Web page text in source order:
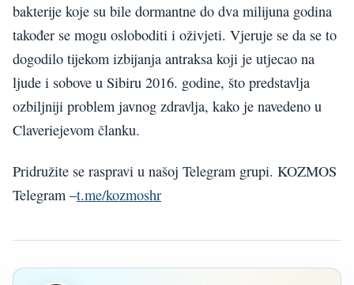
bakterije koje su bile dormantne do dva milijuna godina
također se mogu osloboditi i oživjeti. Vjeruje se da se to
dogodilo tijekom izbijanja antraksa koji je utjecao na
ljude i sobove u Sibiru 2016. godine, što predstavlja
ozbiljniji problem javnog zdravlja, kako je navedeno u
Claveriejevom članku.
Pridružite se raspravi u našoj Telegram grupi. KOZMOS
Telegram –t.me/kozmoshr